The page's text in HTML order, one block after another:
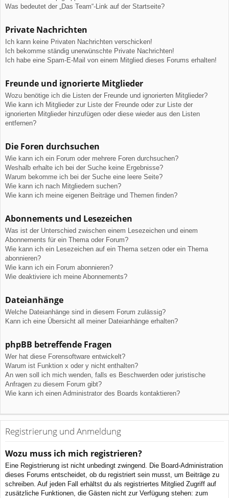
Was bedeutet der „Das Team“-Link auf der Startseite?
Private Nachrichten
Ich kann keine Privaten Nachrichten verschicken!
Ich bekomme ständig unerwünschte Private Nachrichten!
Ich habe eine Spam-E-Mail von einem Mitglied dieses Forums erhalten!
Freunde und ignorierte Mitglieder
Wozu benötige ich die Listen der Freunde und ignorierten Mitglieder?
Wie kann ich Mitglieder zur Liste der Freunde oder zur Liste der
ignorierten Mitglieder hinzufügen oder diese wieder aus den Listen
entfernen?
Die Foren durchsuchen
Wie kann ich ein Forum oder mehrere Foren durchsuchen?
Weshalb erhalte ich bei der Suche keine Ergebnisse?
Warum bekomme ich bei der Suche eine leere Seite?
Wie kann ich nach Mitgliedern suchen?
Wie kann ich meine eigenen Beiträge und Themen finden?
Abonnements und Lesezeichen
Was ist der Unterschied zwischen einem Lesezeichen und einem
Abonnements für ein Thema oder Forum?
Wie kann ich ein Lesezeichen auf ein Thema setzen oder ein Thema
abonnieren?
Wie kann ich ein Forum abonnieren?
Wie deaktiviere ich meine Abonnements?
Dateianhänge
Welche Dateianhänge sind in diesem Forum zulässig?
Kann ich eine Übersicht all meiner Dateianhänge erhalten?
phpBB betreffende Fragen
Wer hat diese Forensoftware entwickelt?
Warum ist Funktion x oder y nicht enthalten?
An wen soll ich mich wenden, falls es Beschwerden oder juristische
Anfragen zu diesem Forum gibt?
Wie kann ich einen Administrator des Boards kontaktieren?
Registrierung und Anmeldung
Wozu muss ich mich registrieren?
Eine Registrierung ist nicht unbedingt zwingend. Die Board-Administration
dieses Forums entscheidet, ob du registriert sein musst, um Beiträge zu
schreiben. Auf jeden Fall erhältst du als registriertes Mitglied Zugriff auf
zusätzliche Funktionen, die Gästen nicht zur Verfügung stehen: zum